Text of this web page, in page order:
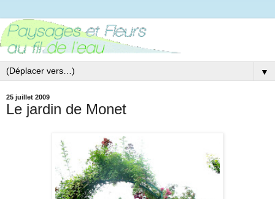
▼
25 juillet 2009
Le jardin de Monet